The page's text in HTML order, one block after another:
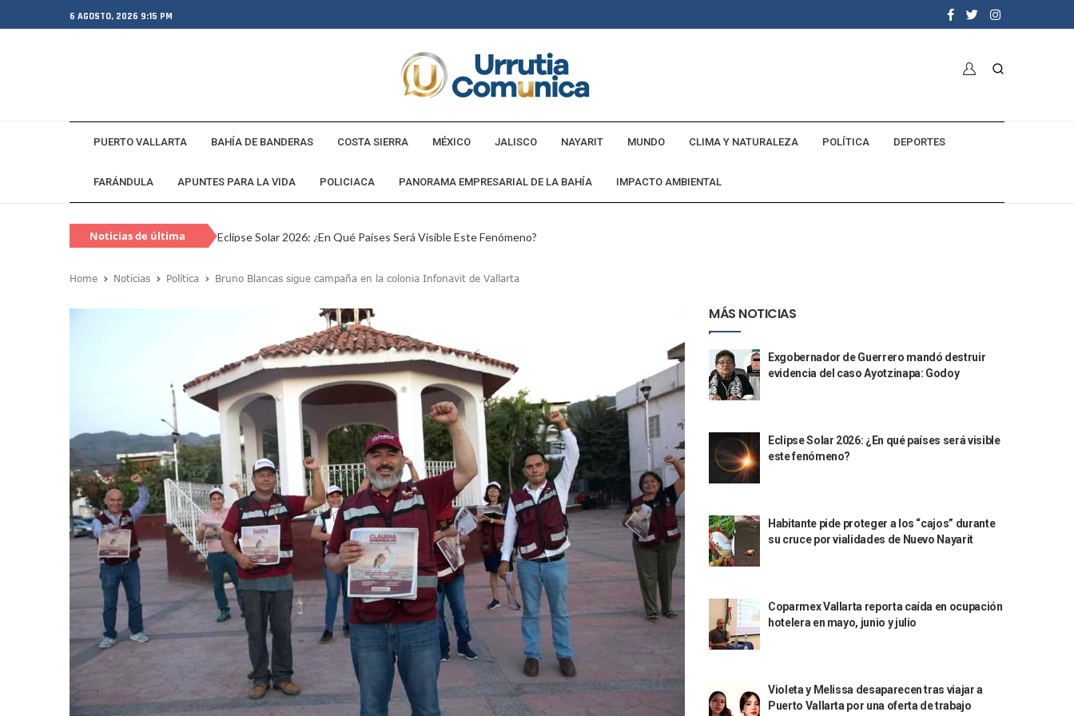
6 AGOSTO, 2026 9:15 PM
PUERTO VALLARTA BAHÍA DE BANDERAS COSTA SIERRA MÉXICO JALISCO NAYARIT MUNDO CLIMA Y NATURALEZA POLÍTICA DEPORTES
FARÁNDULA APUNTES PARA LA VIDA POLICIACA PANORAMA EMPRESARIAL DE LA BAHÍA IMPACTO AMBIENTAL
Noticias de última
Eclipse Solar 2026: ¿En Qué Países Será Visible Este Fenómeno?
Coparmex Vallarta Reporta Caída En Ocupación Hotelera En Mayo, Junio Y Julio
Juan Calderón Pide Oración Para Puerto Vallarta Ante La Virgen De Guadalupe
Jalisco Se Integra A Estrategia Nacional Para Sembrar 6.6 Millones De Árboles
Frustran Presunto Secuestro Virtual De Un Menor De 13 Años En Puerto Vallarta
Infecciones Respiratorias Encabezan Las Principales Causas De Enfermedad En Jalisco
SIOP Moderniza La Casa De La Cultura En Mascota Con Nuevo Auditorio
Van Por La Reorganización De Los Archivos Municipales En Puerto Vallarta
Estados Unidos Endurece Su Combate Al CJNG Con Nuevos Cargos Y Objetivos Prioritarios
Buscan A Wilber Armando Colmenares Márquez, Desaparecido En Puerto Vallarta
Melissa Madero Exige Aclarar Sustento Legal De Las Descargas Residuales Al Mar
Washington Enfrenta Una Emergencia Ambiental Por Incendios Históricos
Avanza Plan Para Construir Estadio De Tritones Vallarta; Será Financiado Por Privados
Nuevas Concesiones De Taxis En Puerto Vallarta, ¿para Quiénes Aplica Y Cómo Tramitarlas?
Mueren Cuatro Personas Tras Explosión De Una Pipa En Tlaquepaque (VIDEO)
Bruno Blancas Lleva El Mensaje De La Cuarta Transformación A Puerto Vallarta Y Tomatlán
Liberan 180 Crías De Iguana Verde En El Estero El Salado Por Su 26 Aniversario
Puerto Vallarta Participa En Los PriceAgencies Awards 2026 En Ciudad De México
Ofrecerán Asesoría Jurídica Gratuita En Puerto Vallarta Para Emprendedores Y Ciudadanía
Juan Solís E Iris Torres Buscan Integrar La Planilla Del PAN Vallarta Para El 2027
Home Noticias Política Bruno Blancas sigue campaña en la colonia Infonavit de Vallarta
MÁS NOTICIAS
Exgobernador de Guerrero mandó destruir
evidencia del caso Ayotzinapa: Godoy
Eclipse Solar 2026: ¿En qué países será visible
este fenómeno?
Habitante pide proteger a los “cajos” durante
su cruce por vialidades de Nuevo Nayarit
Coparmex Vallarta reporta caída en ocupación
hotelera en mayo, junio y julio
Violeta y Melissa desaparecen tras viajar a
Puerto Vallarta por una oferta de trabajo